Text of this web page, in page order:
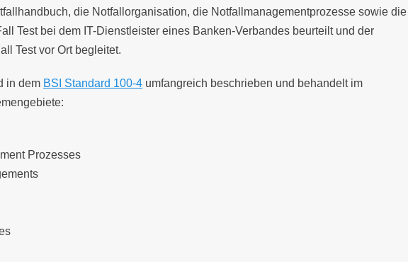
die Notfallorganisation, die Notfallmanagementprozesse sowie die
Test bei dem IT-Dienstleister eines Banken-Verbandes beurteilt und der
Test vor Ort begleitet.
in dem BSI Standard 100-4 umfangreich beschrieben und behandelt im
Prozesses